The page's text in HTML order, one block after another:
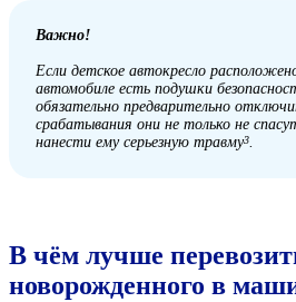
Важно!
Если детское автокресло
автомобиле есть подушки
обязательно предварительно
срабатывания они не только не
нанести ему серьезную травму3.
В чём лучше
новорожденного в